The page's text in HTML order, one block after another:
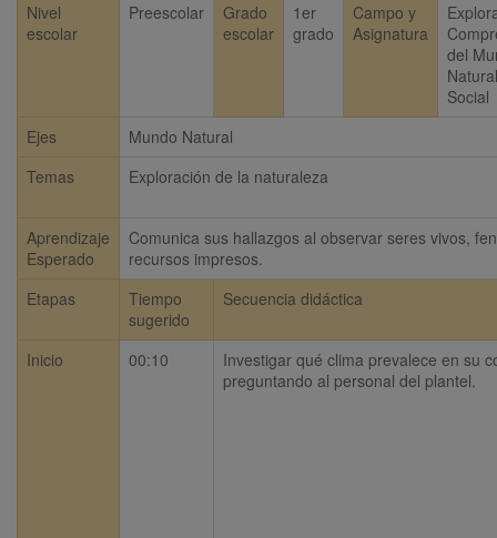
Nivel
escolar
Preescolar
Grado
escolar
1er
grado
Campo y
Asignatura
del
Social
Ejes
Mundo Natural
Temas
Exploración de la naturaleza
Aprendizaje
Esperado
Comunica sus hallazgos al observar seres vivos,
recursos impresos.
Etapas
Tiempo
sugerido
Secuencia didáctica
Inicio 00:10
Investigar qué clima prevalece en su
preguntando al personal del plantel.